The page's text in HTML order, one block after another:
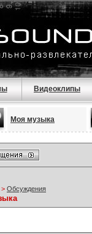
Видеоклипы
Моя музыка
> Обсуждения